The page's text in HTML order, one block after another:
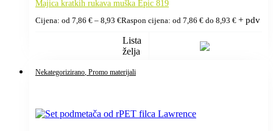
Majica kratkih rukava muška Epic 819
Cijena: od 7,86 € – 8,93 €Raspon cijena: od 7,86 € do 8,93 € + pdv
Lista
želja
Nekategorizirano , Promo materijali